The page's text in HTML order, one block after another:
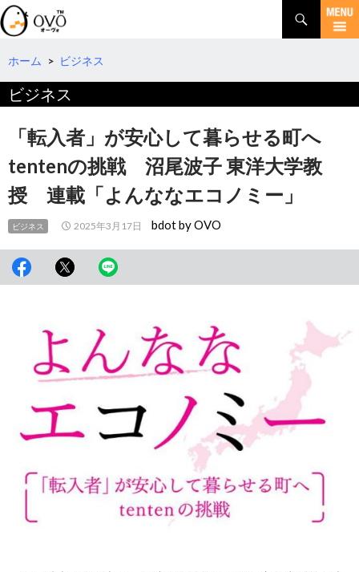
検
索
コ
テ
へ
ホーム > ビジネス
ビジネス
「転入者」が安心して暮らせる町へ
tentenの挑戦 沼尾波子 東洋大学教
授 連載「よんななエコノミー」
ビジネス 2025年3月17日 bdot by OVO